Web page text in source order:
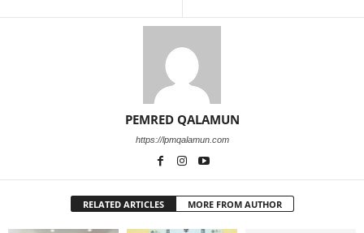
PEMRED QALAMUN
https://lpmqalamun.com
RELATED ARTICLES MORE FROM AUTHOR